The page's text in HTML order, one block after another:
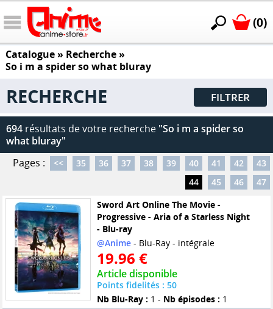
(0)
Catalogue» Recherche »
So i m a spider so what bluray
RECHERCHE FILTRER
694 résultats de votre recherche "So i m a spider so
what bluray"
Pages :
<< 35 36 37 38 39 40 41 42
43
44
45 46
47
Sword Art Online The Movie -
Progressive - Aria of a Starless Night
- Blu-ray
@Anime- Blu-Ray - intégrale
19.96 €
Article disponible
Points fidelités : 50
Nb Blu-Ray : 1 - Nb épisodes : 1